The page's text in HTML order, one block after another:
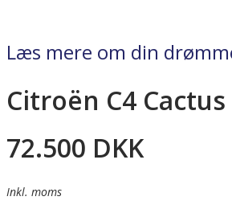
Læs mere om din
Citroën C4
72.500 DKK
Inkl. moms